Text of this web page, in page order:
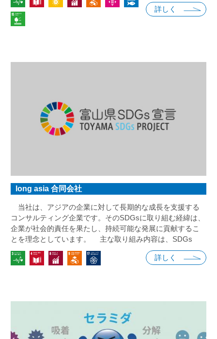
詳しく
long asia 合同会社
当社は、アジアの企業に対して長期的な成長を支援する
コンサルティング企業です。そのSDGsに取り組む経緯は、
企業が社会的責任を果たし、持続可能な発展に貢献するこ
とを理念としています。 主な取り組み内容は、SDGs
8（働きがいも経済成長）に関連し、企業の成長を通じて雇
用創出や経済成長の機会を提供することです。 また、
ートナーシップ）にも取り組み、お客様との継続的なパー
トナーシップを築きながら、市場の変化に柔軟に対応し、
SDGsの達成に向けた取り組みを推進しています。 健康
と福祉（SDGs 3）にも配慮し、DX導入後のフォローアッ
詳しく